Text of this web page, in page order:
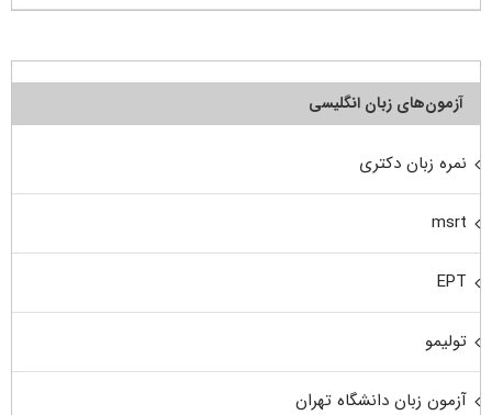
آزمون‌های زبان انگلیسی
نمره زبان دکتری
msrt
EPT
تولیمو
آزمون زبان دانشگاه تهران